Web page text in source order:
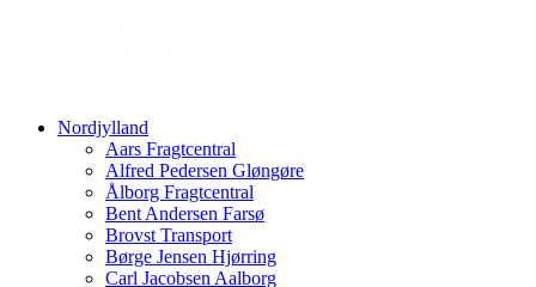
Nordjylland
Aars Fragtcentral
Alfred Pedersen Gløngøre
Ålborg Fragtcentral
Bent Andersen Farsø
Brovst Transport
Børge Jensen Hjørring
Carl Jacobsen Aalborg